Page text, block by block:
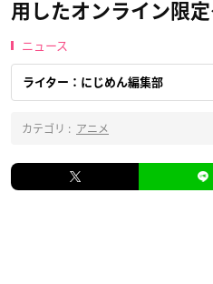
用したオンライン限
ニュース
ライター：にじめん編集部
カテゴリ : アニメ